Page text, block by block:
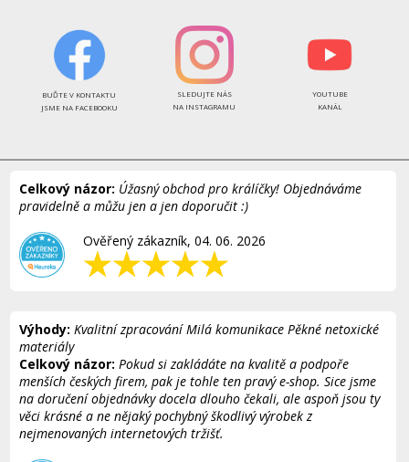
BUĎTE V KONTAKTU
JSME NA FACEBOOKU
SLEDUJTE NÁS
NA INSTAGRAMU
YOUTUBE
KANÁL
Celkový názor: Úžasný obchod pro králíčky! Objednáváme
pravidelně a můžu jen a jen doporučit :)
Ověřený zákazník, 04. 06. 2026
Výhody: Kvalitní zpracování Milá komunikace Pěkné netoxické
materiály
Celkový názor: Pokud si zakládáte na kvalitě a podpoře
menších českých firem, pak je tohle ten pravý e-shop. Sice jsme
na doručení objednávky docela dlouho čekali, ale aspoň jsou ty
věci krásné a ne nějaký pochybný škodlivý výrobek z
nejmenovaných internetových tržišť.